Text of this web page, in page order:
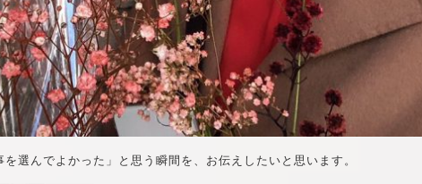
選んでよかった」と思う瞬間を、お伝えしたいと思います。